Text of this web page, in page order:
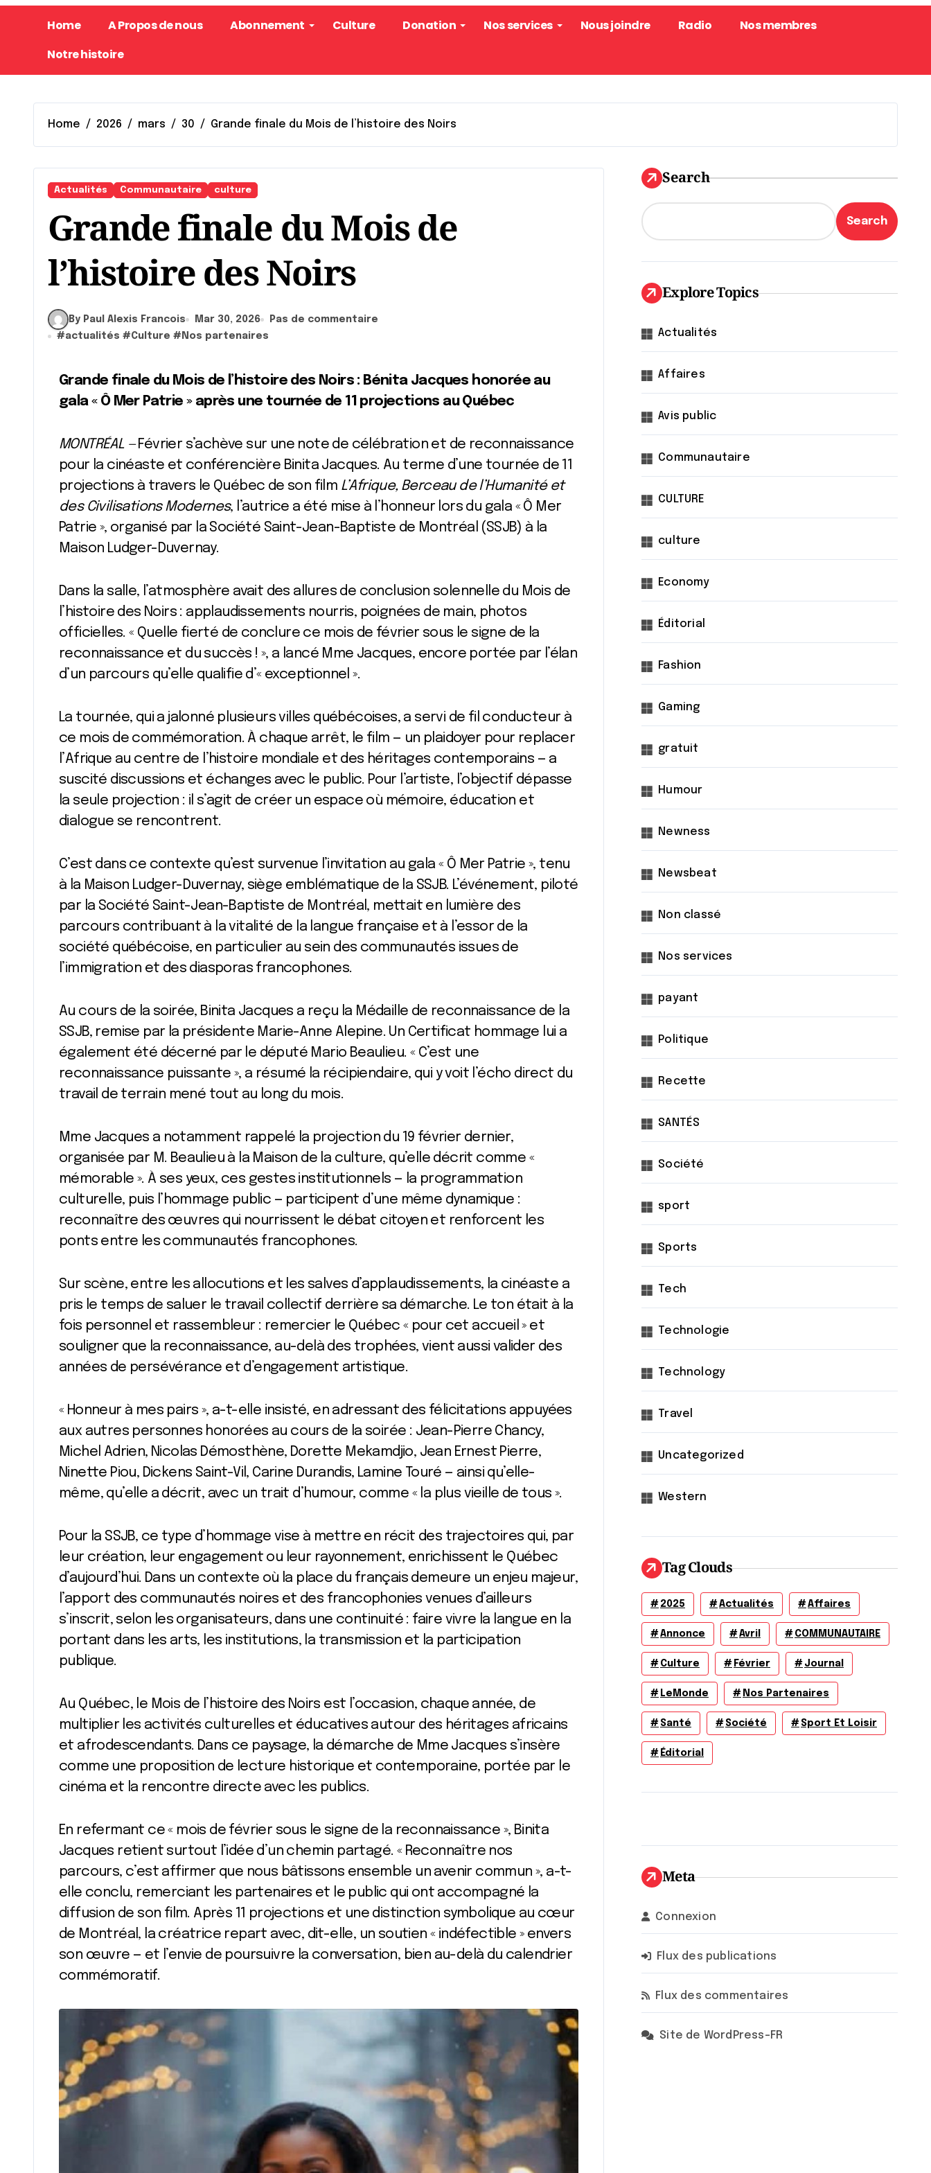
Home A Propos de nous Abonnement Culture Donation Nos services Nous joindre Radio
Nos membres
Notre histoire
Home 2026 mars 30 Grande finale du Mois de l’histoire des Noirs
Actualités Communautaire culture
Grande finale du Mois de
l’histoire des Noirs
By Paul Alexis Francois Mar 30, 2026
Pas de commentaire
#actualités #Culture # Nos partenaires
Grande finale du Mois de l’histoire des Noirs : Bénita Jacques honorée au
gala « Ô Mer Patrie » après une tournée de 11 projections au Québec
MONTRÉAL —Février s’achève sur une note de célébration et de reconnaissance
pour la cinéaste et conférencière Binita Jacques. Au terme d’une tournée de 11
projections à travers le Québec de son film L’Afrique, Berceau de l’Humanité et
des Civilisations Modernes, l’autrice a été mise à l’honneur lors du gala « Ô Mer
Patrie », organisé par la Société Saint-Jean-Baptiste de Montréal (SSJB) à la
Maison Ludger-Duvernay.
Dans la salle, l’atmosphère avait des allures de conclusion solennelle du Mois de
l’histoire des Noirs : applaudissements nourris, poignées de main, photos
officielles. « Quelle fierté de conclure ce mois de février sous le signe de la
reconnaissance et du succès ! », a lancé Mme Jacques, encore portée par l’élan
d’un parcours qu’elle qualifie d’« exceptionnel ».
La tournée, qui a jalonné plusieurs villes québécoises, a servi de fil conducteur à
ce mois de commémoration. À chaque arrêt, le film — un plaidoyer pour replacer
l’Afrique au centre de l’histoire mondiale et des héritages contemporains — a
suscité discussions et échanges avec le public. Pour l’artiste, l’objectif dépasse
la seule projection : il s’agit de créer un espace où mémoire, éducation et
dialogue se rencontrent.
C’est dans ce contexte qu’est survenue l’invitation au gala « Ô Mer Patrie », tenu
à la Maison Ludger-Duvernay, siège emblématique de la SSJB. L’événement, piloté
par la Société Saint-Jean-Baptiste de Montréal, mettait en lumière des
parcours contribuant à la vitalité de la langue française et à l’essor de la
société québécoise, en particulier au sein des communautés issues de
l’immigration et des diasporas francophones.
Au cours de la soirée, Binita Jacques a reçu la Médaille de reconnaissance de la
SSJB, remise par la présidente Marie-Anne Alepine. Un Certificat hommage lui a
également été décerné par le député Mario Beaulieu. « C’est une
reconnaissance puissante », a résumé la récipiendaire, qui y voit l’écho direct du
travail de terrain mené tout au long du mois.
Mme Jacques a notamment rappelé la projection du 19 février dernier,
organisée par M. Beaulieu à la Maison de la culture, qu’elle décrit comme «
mémorable ». À ses yeux, ces gestes institutionnels — la programmation
culturelle, puis l’hommage public — participent d’une même dynamique :
reconnaître des œuvres qui nourrissent le débat citoyen et renforcent les
ponts entre les communautés francophones.
Sur scène, entre les allocutions et les salves d’applaudissements, la cinéaste a
pris le temps de saluer le travail collectif derrière sa démarche. Le ton était à la
fois personnel et rassembleur : remercier le Québec « pour cet accueil » et
souligner que la reconnaissance, au-delà des trophées, vient aussi valider des
années de persévérance et d’engagement artistique.
« Honneur à mes pairs », a-t-elle insisté, en adressant des félicitations appuyées
aux autres personnes honorées au cours de la soirée : Jean-Pierre Chancy,
Michel Adrien, Nicolas Démosthène, Dorette Mekamdjio, Jean Ernest Pierre,
Ninette Piou, Dickens Saint-Vil, Carine Durandis, Lamine Touré — ainsi qu’elle-
même, qu’elle a décrit, avec un trait d’humour, comme « la plus vieille de tous ».
Pour la SSJB, ce type d’hommage vise à mettre en récit des trajectoires qui, par
leur création, leur engagement ou leur rayonnement, enrichissent le Québec
d’aujourd’hui. Dans un contexte où la place du français demeure un enjeu majeur,
l’apport des communautés noires et des francophonies venues d’ailleurs
s’inscrit, selon les organisateurs, dans une continuité : faire vivre la langue en la
portant dans les arts, les institutions, la transmission et la participation
publique.
Au Québec, le Mois de l’histoire des Noirs est l’occasion, chaque année, de
multiplier les activités culturelles et éducatives autour des héritages africains
et afrodescendants. Dans ce paysage, la démarche de Mme Jacques s’insère
comme une proposition de lecture historique et contemporaine, portée par le
cinéma et la rencontre directe avec les publics.
En refermant ce « mois de février sous le signe de la reconnaissance », Binita
Jacques retient surtout l’idée d’un chemin partagé. « Reconnaître nos
parcours, c’est affirmer que nous bâtissons ensemble un avenir commun », a-t-
elle conclu, remerciant les partenaires et le public qui ont accompagné la
diffusion de son film. Après 11 projections et une distinction symbolique au cœur
de Montréal, la créatrice repart avec, dit-elle, un soutien « indéfectible » envers
son œuvre — et l’envie de poursuivre la conversation, bien au-delà du calendrier
commémoratif.
Search
Search
Explore Topics
Actualités
Affaires
Avis public
Communautaire
CULTURE
culture
Economy
Éditorial
Fashion
Gaming
gratuit
Humour
Newness
Newsbeat
Non classé
Nos services
payant
Politique
Recette
SANTÉS
Société
sport
Sports
Tech
Technologie
Technology
Travel
Uncategorized
Western
Tag Clouds
2025 Actualités Affaires
Annonce Avril COMMUNAUTAIRE
Culture Février Journal
LeMonde Nos Partenaires
Santé Société Sport Et Loisir
Éditorial
Meta
Connexion
Flux des publications
Flux des commentaires
Site de WordPress-FR